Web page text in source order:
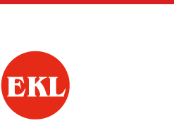
Viialan